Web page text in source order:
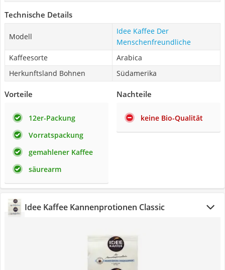
Technische Details
Modell
Idee Kaffee Der
Menschenfreundliche
Kaffeesorte
Arabica
Herkunftsland Bohnen
Südamerika
Vorteile
12er-Packung
Vorratspackung
gemahlener Kaffee
säurearm
Nachteile
keine Bio-Qualität
Idee Kaffee Kannenprotionen Classic